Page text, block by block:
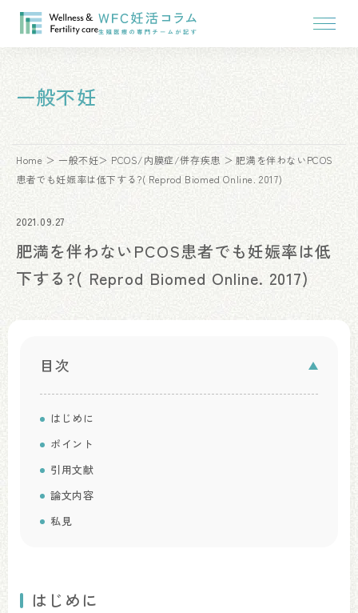
一般不妊
Home 一般不妊 PCOS/内膜症/併存疾患
肥満を伴わないPCOS
患者でも妊娠率は低下する?( Reprod Biomed Online. 2017)
2021.09.27
肥満を伴わないPCOS患者でも妊娠率は低
下する?( Reprod Biomed Online. 2017)
目次
はじめに
ポイント
引用文献
論文内容
私見
はじめに